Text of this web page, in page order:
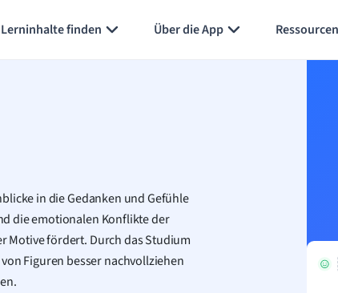
Lerninhalte finden Über die App Ressourcen
in die Gedanken und Gefühle
die emotionalen Konflikte der
Motive fördert. Durch das Studium
Figuren besser nachvollziehen